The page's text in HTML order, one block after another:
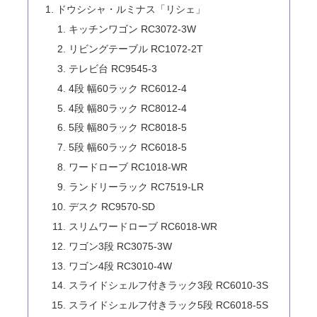
ドウシシャ・ルミナス「リシェ」
キッチンワゴン RC3072-3W
リビングテーブル RC1072-2T
テレビ台 RC9545-3
4段 幅60ラック RC6012-4
4段 幅80ラック RC8012-4
5段 幅80ラック RC8018-5
5段 幅60ラック RC6018-5
ワードローブ RC1018-WR
ランドリーラック RC7519-LR
デスク RC9570-SD
スリムワードローブ RC6018-WR
ワゴン3段 RC3075-3W
ワゴン4段 RC3010-4W
スライドシェルフ付きラック3段 RC6010-3S
スライドシェルフ付きラック5段 RC6018-5S